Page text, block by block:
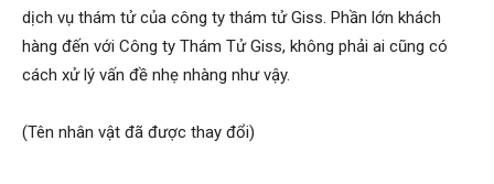
thám
dịch vụ thám tử của công ty thám tử Giss. Phần lớn khách
hàng đến với Công ty Thám Tử Giss, không phải ai cũng có
cách xử lý vấn đề nhẹ nhàng như vậy.
(Tên nhân vật đã được thay đổi)